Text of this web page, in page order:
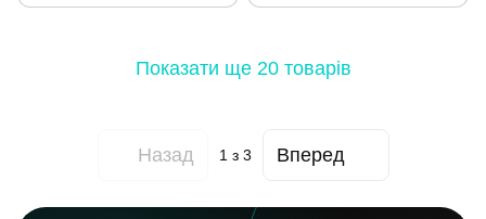
Показати ще 20 товарів
Назад 1 з 3 Вперед